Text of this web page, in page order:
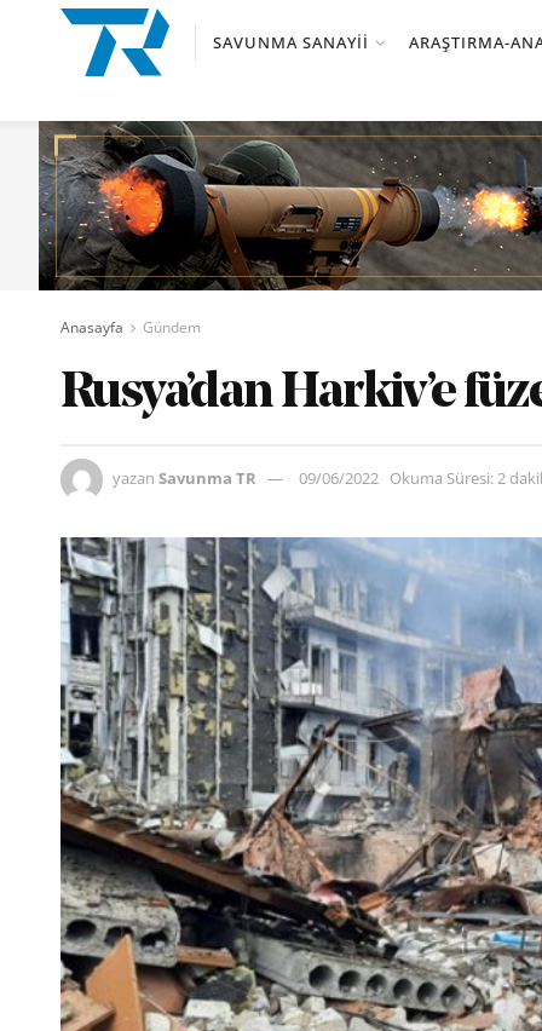
SAVUNMA SANAYII ARAŞTIRMA-
Anasayfa Gündem
Rusya’dan Harkiv’e
yazan Savunma TR 09/06/2022 Okuma Süresi: 2